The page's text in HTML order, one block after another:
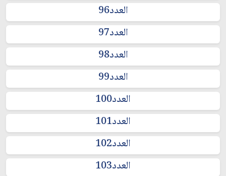
العدد96
العدد97
العدد98
العدد99
العدد100
العدد101
العدد102
العدد103